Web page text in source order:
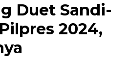
Duet Sandi-
2024,